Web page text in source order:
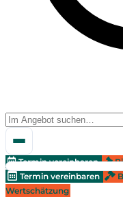
Termin vereinbaren
Termin vereinbaren
Wertschätzung